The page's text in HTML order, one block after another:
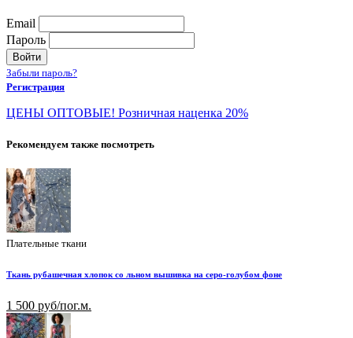
Email
Пароль
Войти
Забыли пароль?
Регистрация
ЦЕНЫ ОПТОВЫЕ! Розничная наценка 20%
Рекомендуем также посмотреть
Плательные ткани
Ткань рубашечная хлопок со льном вышивка на серо-голубом фоне
1 500 руб/пог.м.